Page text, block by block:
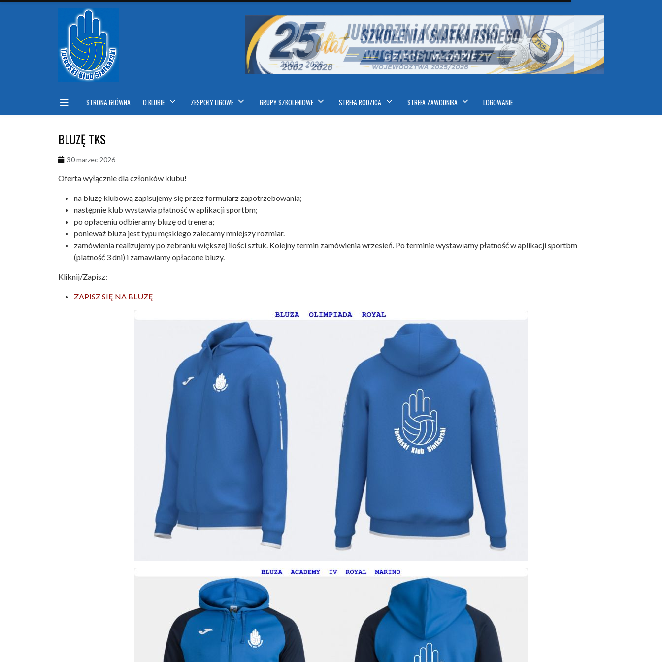
STRONA GŁÓWNA O KLUBIE ZESPOŁY LIGOWE GRUPY SZKOLENIOWE STREFA RODZICA STREFA ZAWODNIKA LOGOWANIE
BLUZĘ TKS
30 marzec 2026
Oferta wyłącznie dla członków klubu!
na bluzę klubową zapisujemy się przez formularz zapotrzebowania;
następnie klub wystawia płatność w aplikacji sportbm;
po opłaceniu odbieramy bluzę od trenera;
ponieważ bluza jest typu męskiego zalecamy mniejszy rozmiar.
zamówienia realizujemy po zebraniu większej ilości sztuk. Kolejny termin zamówienia wrzesień. Po terminie wystawiamy płatność w aplikacji sportbm
(platność 3 dni) i zamawiamy opłacone bluzy.
Kliknij/Zapisz:
ZAPISZ SIĘ NA BLUZĘ